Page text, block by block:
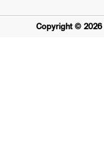
Copyright © 2026